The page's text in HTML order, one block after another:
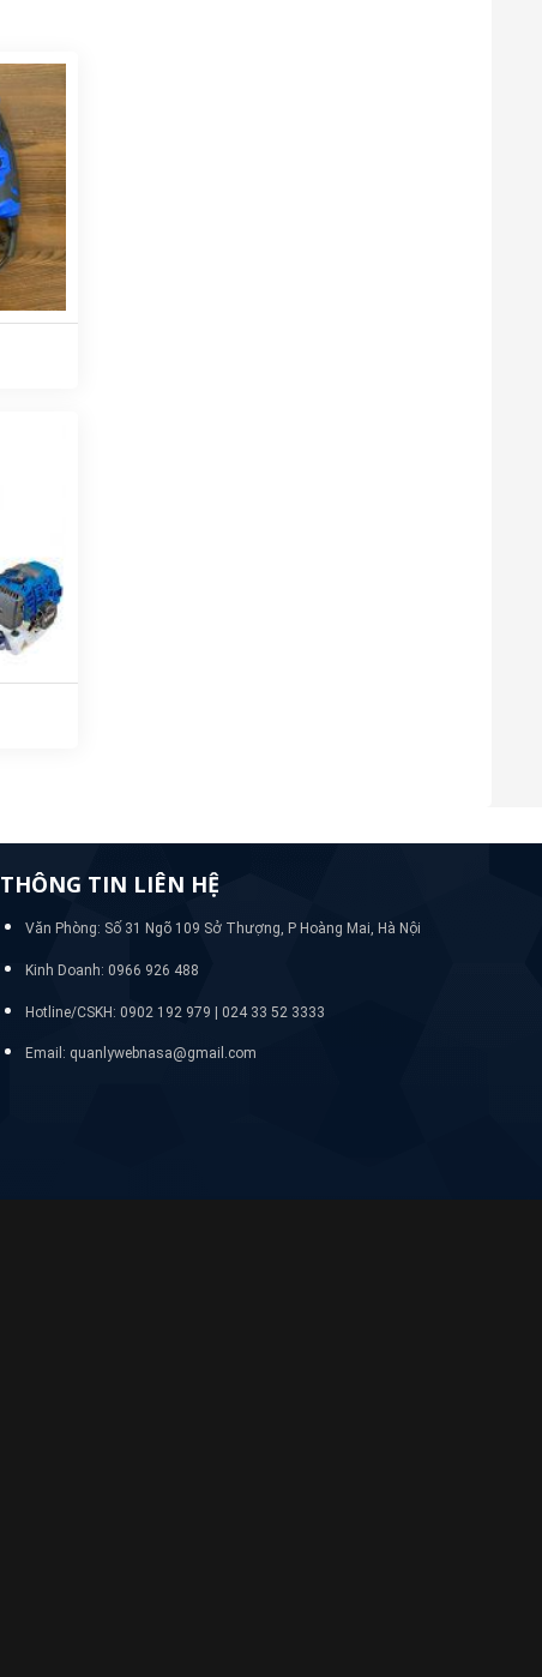
THÔNG TIN LIÊN HỆ
Văn Phòng: Số 31 Ngõ 109 Sở Thượng, P Hoàng Mai, Hà Nội
Kinh Doanh: 0966 926 488
Hotline/CSKH: 0902 192 979 | 024 33 52 3333
Email: quanlywebnasa@gmail.com